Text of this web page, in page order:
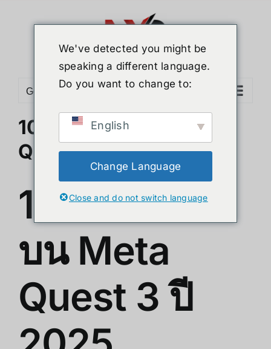
Go to...
10เกมส์ใหม่! บน Meta
Quest 3 ปี 2025
10เกมส์ใหม่!
บน Meta
Quest 3 ปี
We've detected you might be
speaking a different language.
Do you want to change to:
English
Change Language
Close and do not switch language